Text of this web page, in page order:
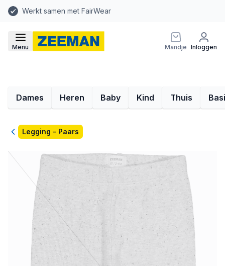
Werkt samen met FairWear
Menu Mandje Inloggen
Dames Heren Baby Kind Thuis
TerugLegging - Paars